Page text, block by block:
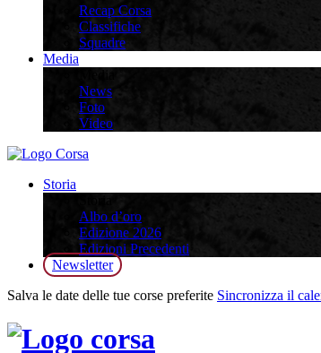
Recap Corsa
Classifiche
Squadre
Media
News
Foto
Video
Storia
Albo d’oro
Edizione 2026
Edizioni Precedenti
Newsletter
Salva le date delle tue corse preferite Sincronizza il